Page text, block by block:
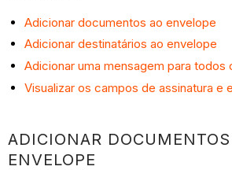
Adicionar documentos ao envelope
Adicionar destinatários ao envelope
Adicionar uma mensagem para todos
Visualizar os campos de assinatura e
ADICIONAR DOCUMENTOS
ENVELOPE